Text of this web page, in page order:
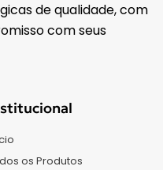
de qualidade, com
com seus
os Produtos